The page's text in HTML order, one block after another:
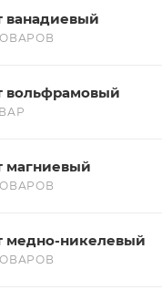
ванадиевый
вольфрамовый
магниевый
медно-никелевый